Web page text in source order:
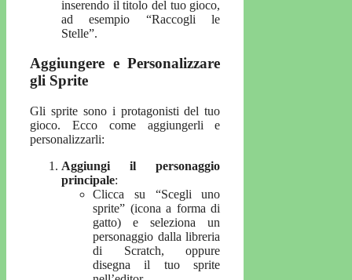
inserendo il titolo del tuo gioco,
ad esempio “Raccogli le
Stelle”.
Aggiungere e Personalizzare
gli Sprite
Gli sprite sono i protagonisti del tuo
gioco. Ecco come aggiungerli e
personalizzarli:
Aggiungi il personaggio
principale:
Clicca su “Scegli uno
sprite” (icona a forma di
gatto) e seleziona un
personaggio dalla libreria
di Scratch, oppure
disegna il tuo sprite